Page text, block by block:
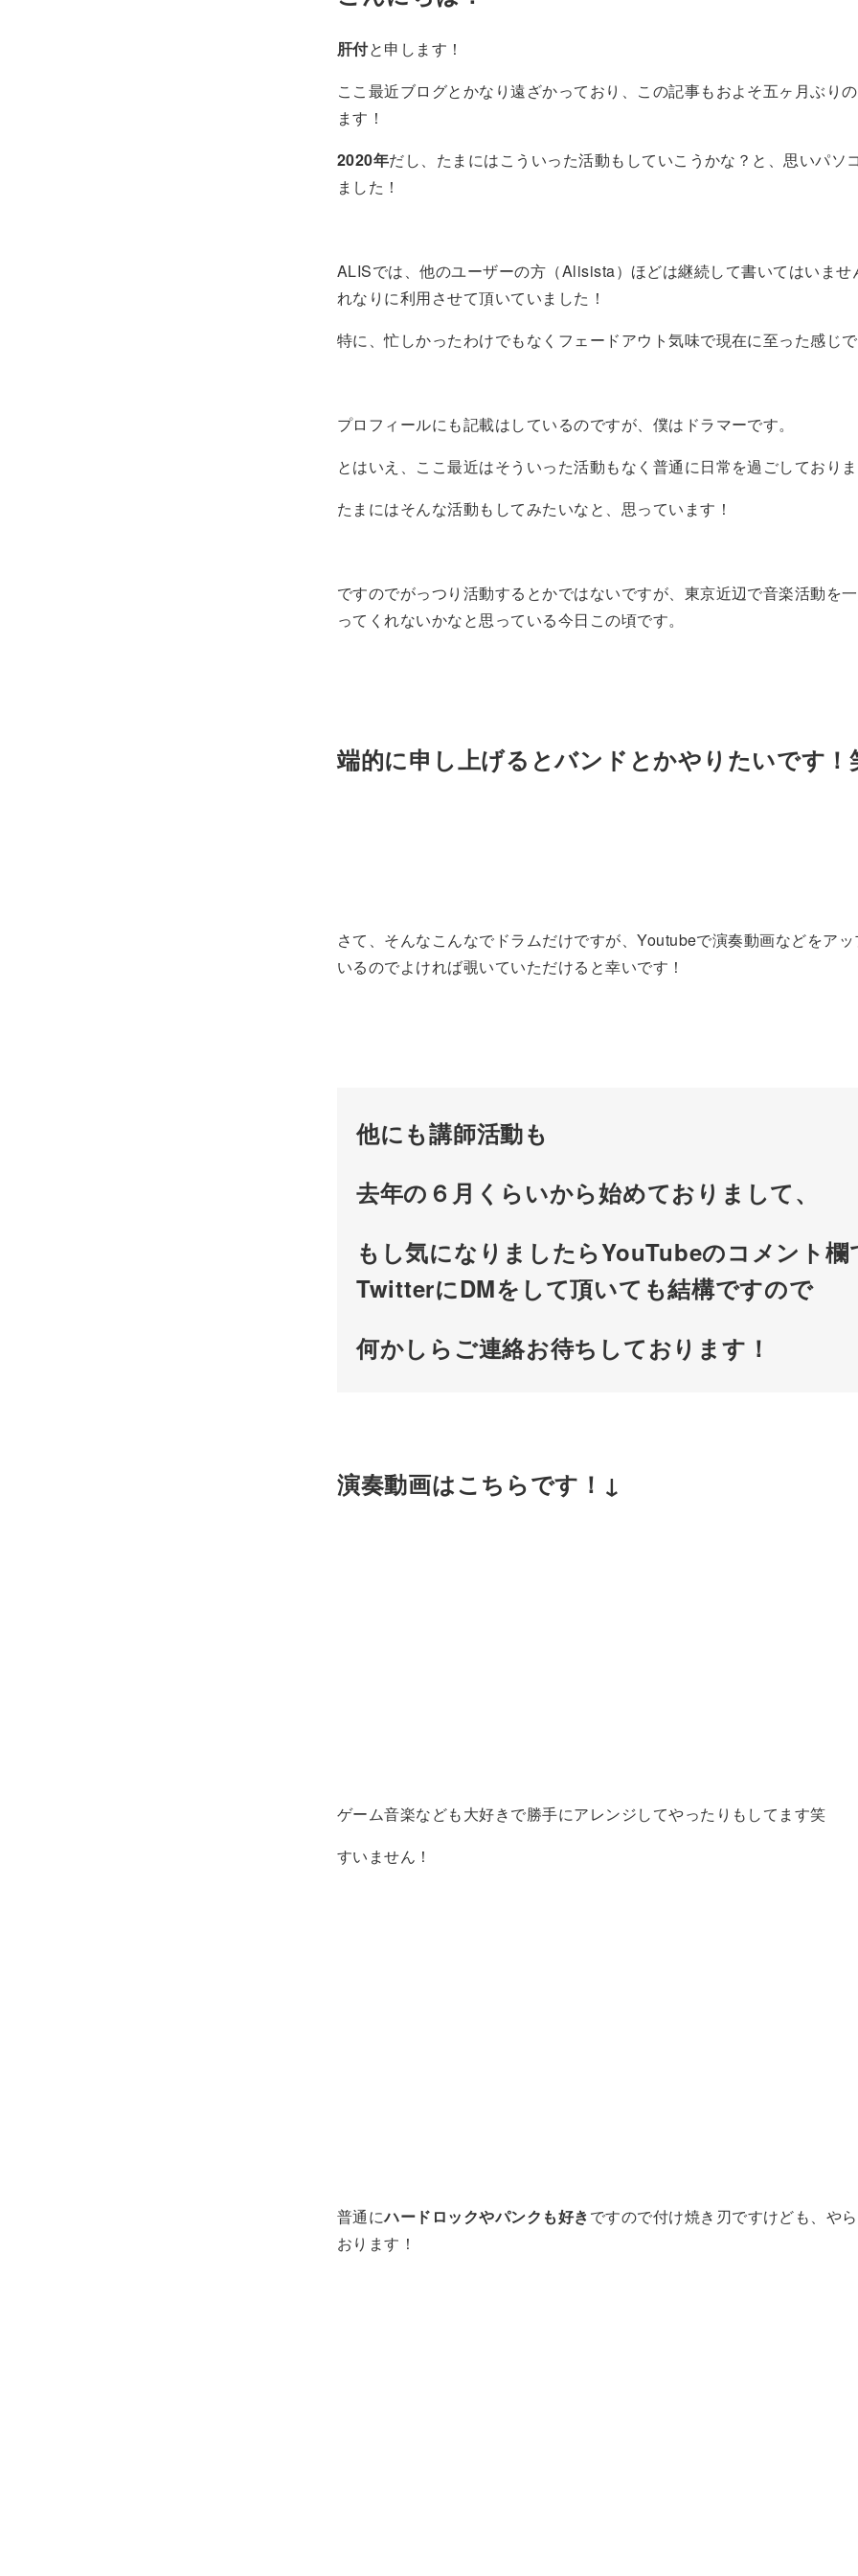
肝付と申します！
ここ最近ブログとかなり遠ざかっており、この記事もおよそ五ヶ月ぶり
ます！
2020年だし、たまにはこういった活動もしていこうかな？と、思いパソ
ました！
ALISでは、他のユーザーの方（Alisista）ほどは継続して書いてはいませ
れなりに利用させて頂いていました！
特に、忙しかったわけでもなくフェードアウト気味で現在に至った感じ
プロフィールにも記載はしているのですが、僕はドラマーです。
とはいえ、ここ最近はそういった活動もなく普通に日常を過ごしておりま
たまにはそんな活動もしてみたいなと、思っています！
ですのでがっつり活動するとかではないですが、東京近辺で音楽活動を
ってくれないかなと思っている今日この頃です。
端的に申し上げるとバンドとかやりたいです！
さて、そんなこんなでドラムだけですが、Youtubeで演奏動画などをア
いるのでよければ覗いていただけると幸いです！
他にも講師活動も
去年の６月くらいから始めておりまして、
もし気になりましたらYouTubeのコメント欄
TwitterにDMをして頂いても結構ですので
何かしらご連絡お待ちしております！
演奏動画はこちらです！↓
ゲーム音楽なども大好きで勝手にアレンジしてやったりもしてます笑
すいません！
普通にハードロックやパンクも好きですので付け焼き刃ですけども、や
おります！